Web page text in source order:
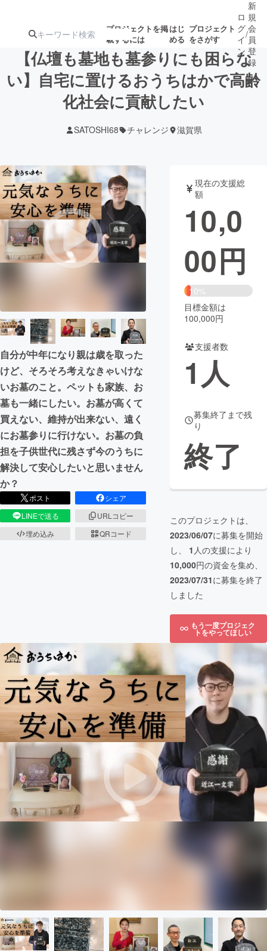
プロジェクトを掲
載するには
はじ
める
プロジェクト
をさがす
注目のリ 注目の新着プロ募集終了が近いプ
テクノロジー・ガジェット
映像・映画 書籍・雑誌
ビジネス・起業 チャレンジ
まちづくり・地域活性化
CAMPFIRE for Social Good
CAMPFIRE Creation
CAMPFIREふるさと納税machi-ya コミュニティ
ロ
グ
イ
ン
/
新
規
会
員
登
録
【仏壇も墓地も墓参りにも困らな
い】自宅に置けるおうちはかで高齢
化社会に貢献したい
SATOSHI68 チャレンジ 滋賀県
自分が中年になり親は歳を取った
けど、そろそろ考えなきゃいけな
いお墓のこと。ペットも家族、お
墓も一緒にしたい。お墓が高くて
買えない、維持が出来ない、遠く
にお墓参りに行けない。お墓の負
担を子供世代に残さず今のうちに
解決して安心したいと思いません
か？
ポスト
シェア
LINEで送る
URLコピー
埋め込み
QRコード
現在の支援総
額
10,0
00円
10%
目標金額は
100,000円
支援者数
1人
募集終了まで残
り
終了
このプロジェクトは、
2023/06/07に募集を開始
し、 1 人の支援により
10,000円の資金を集め、
2023/07/31に募集を終了
しました
もう一度プロジェク
トをやってほしい